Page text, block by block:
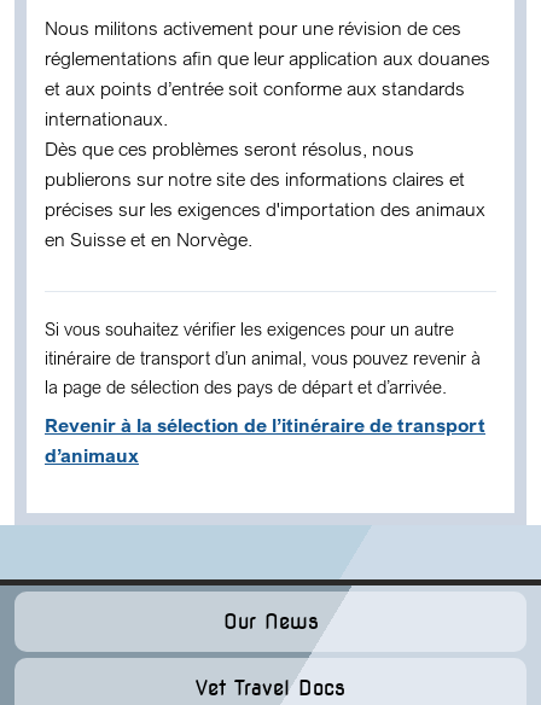
Nous militons activement pour une révision de ces
réglementations afin que leur application aux douanes
et aux points d’entrée soit conforme aux standards
internationaux.
Dès que ces problèmes seront résolus, nous
publierons sur notre site des informations claires et
précises sur les exigences d'importation des animaux
en Suisse et en Norvège.
Si vous souhaitez vérifier les exigences pour un autre
itinéraire de transport d’un animal, vous pouvez revenir à
la page de sélection des pays de départ et d’arrivée.
Revenir à la sélection de l’itinéraire de transport
d’animaux
Our News
Vet Travel Docs